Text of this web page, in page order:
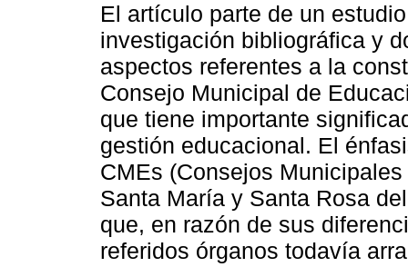
El artículo parte de un
investigación bibliográfica y
aspectos referentes a la
Consejo Municipal de
que tiene importante
gestión educacional. El
CMEs (Consejos
Santa María y Santa Rosa
que, en razón de sus
referidos órganos todavía